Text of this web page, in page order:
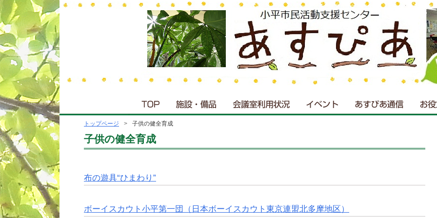
トップページ 子供の健全育成
子供の健全育成
布の遊具“ひまわり”
ボーイスカウト小平第一団（日本ボーイスカウト東京連盟北多摩地区）